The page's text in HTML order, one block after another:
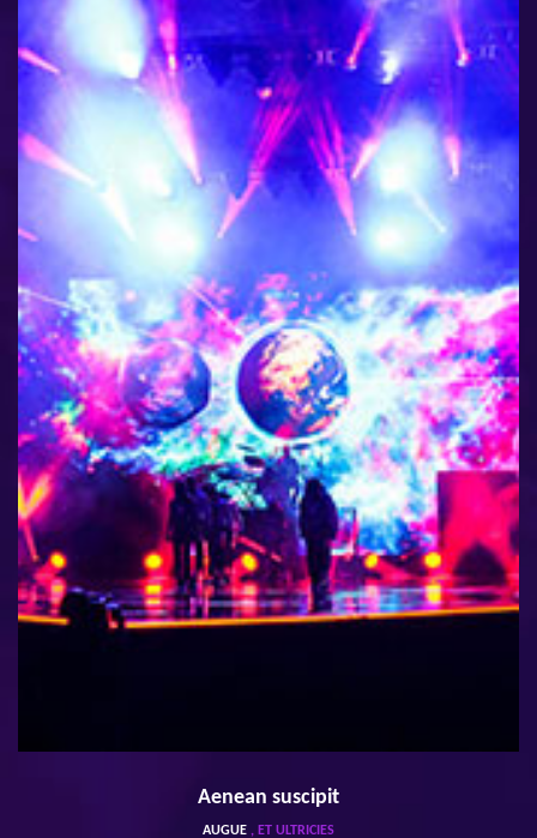
Aenean suscipit
AUGUE , ET ULTRICIES